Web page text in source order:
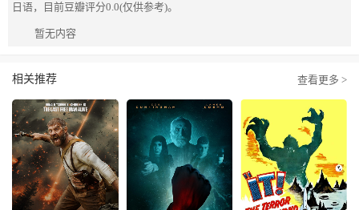
日语，目前豆瓣评分0.0(仅供参考)。
暂无内容
相关推荐 查看更多 >